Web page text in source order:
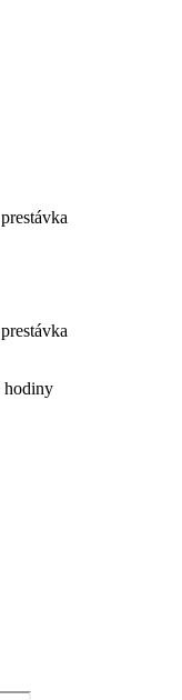
hodiny